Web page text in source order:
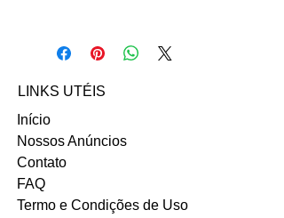
fale direto com a vendedora
Patricia nos contatos abaixos:
Email: Patriciaterraprado@gmail.com
LINKS UTÉIS
Início
Nossos Anúncios
Contato
FAQ
Termo e Condições de Uso